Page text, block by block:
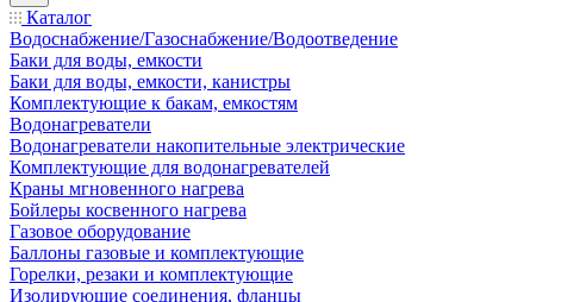
Каталог
Водоснабжение/Газоснабжение/Водоотведение
Баки для воды, емкости
Баки для воды, емкости, канистры
Комплектующие к бакам, емкостям
Водонагреватели
Водонагреватели накопительные электрические
Комплектующие для водонагревателей
Краны мгновенного нагрева
Бойлеры косвенного нагрева
Газовое оборудование
Баллоны газовые и комплектующие
Горелки, резаки и комплектующие
Изолирующие соединения, фланцы